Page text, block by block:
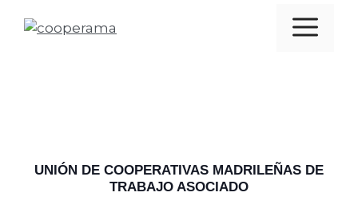
UNIÓN DE COOPERATIVAS MADRILEÑAS DE
TRABAJO ASOCIADO